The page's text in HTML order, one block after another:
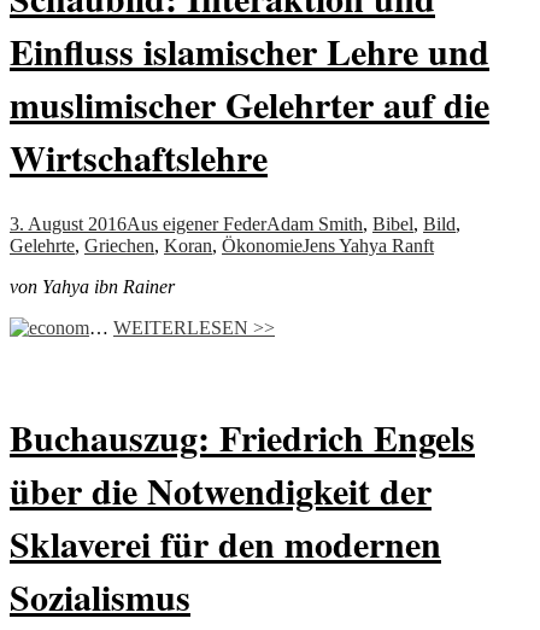
Einfluss islamischer Lehre und
muslimischer Gelehrter auf die
Wirtschaftslehre
3. August 2016Aus eigener FederAdam Smith, Bibel, Bild,
Gelehrte, Griechen, Koran, ÖkonomieJens Yahya Ranft
von Yahya ibn Rainer
… WEITERLESEN >>
Buchauszug: Friedrich Engels
über die Notwendigkeit der
Sklaverei für den modernen
Sozialismus